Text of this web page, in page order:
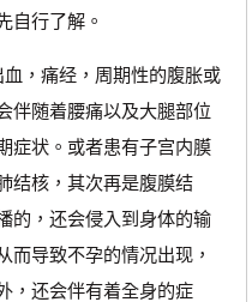
自行了解。
，痛经，周期性的腹胀或
伴随着腰痛以及大腿部位
症状。或者患有子宫内膜
结核，其次再是腹膜结
的，还会侵入到身体的输
而导致不孕的情况出现，
，还会伴有着全身的症